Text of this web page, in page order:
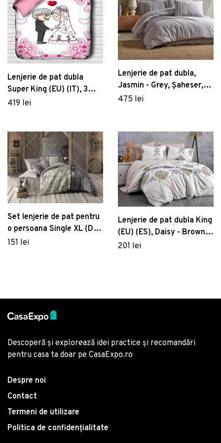
Lenjerie de pat dubla
Super King (EU) (IT), 3
piese, 121, Pearl Home,
419 lei
Lenjerie de pat dubla,
Jasmin - Grey, Şaheser,
Bumbac
475 lei
Set lenjerie de pat pentru
o persoana Single XL (DE),
2 piese, Basilisk, Victoria,
151 lei
Lenjerie de pat dubla King
(EU) (ES), Daisy - Brown,
Pearl Home, Bumbac
201 lei
Descoperă și explorează idei practice și recomandări
pentru casa ta doar pe CasaExpo.ro
Despre noi
Contact
Termeni de utilizare
Politica de confidențialitate